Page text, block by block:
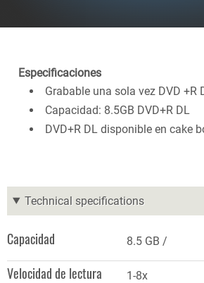
Especificaciones
Grabable una sola vez DVD +R
Capacidad: 8.5GB DVD+R DL
DVD+R DL disponible en cake
Technical specifications
Capacidad 8.5 GB
Velocidad de lectura 1-8x